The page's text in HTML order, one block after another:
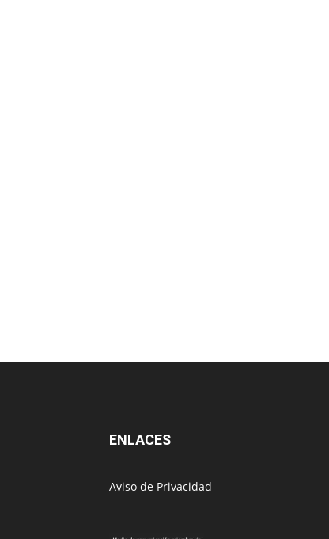
ENLACES
Aviso de Privacidad